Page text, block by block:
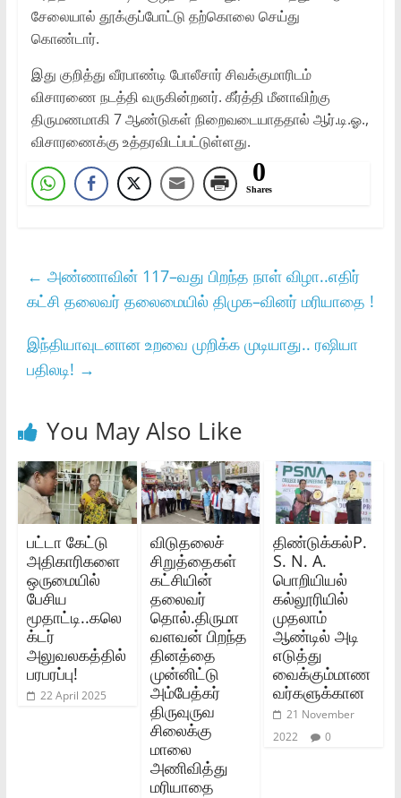
சேலையால் தூக்குப்போட்டு தற்கொலை செய்து
கொண்டார்.
இது குறித்து வீரபாண்டி போலீசார் சிவக்குமாரிடம்
விசாரணை நடத்தி வருகின்றனர். கீர்த்தி மீனாவிற்கு
திருமணமாகி 7 ஆண்டுகள் நிறைவடையாததால் ஆர்.டி.ஓ.,
விசாரணைக்கு உத்தரவிடப்பட்டுள்ளது.
0
Shares
← அண்ணாவின் 117–வது பிறந்த நாள் விழா..எதிர்
கட்சி தலைவர் தலைமையில் திமுக–வினர் மரியாதை !
இந்தியாவுடனான உறவை முறிக்க முடியாது.. ரஷியா
பதிலடி! →
You May Also Like
பட்டா கேட்டு
அதிகாரிகளை
ஒருமையில்
பேசிய
மூதாட்டி..கலெ
க்டர்
அலுவலகத்தில்
பரபரப்பு!
22 April 2025
விடுதலைச்
சிறுத்தைகள்
கட்சியின்
தலைவர்
தொல்.திருமா
வளவன் பிறந்த
தினத்தை
முன்னிட்டு
அம்பேத்கர்
திருவுருவ
சிலைக்கு
மாலை
அணிவித்து
மரியாதை
திண்டுக்கல்P.
S. N. A.
பொறியியல்
கல்லூரியில்
முதலாம்
ஆண்டில் அடி
எடுத்து
வைக்கும்மாண
வர்களுக்கான
21 November
2022
0